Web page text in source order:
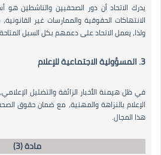
يدرك الاتحاد أن دور الصحفيين والناشطين
الانتهاكات الحقوقية والممارسات غير
ولذا، يعمل الاتحاد على دعمهم بكل السبل
3. المسؤولية الاجتماعية للإعلام
في ظل هيمنة الأخبار الزائفة والتضليل
الإعلام بالنزاهة والمهنية، مع ضمان حقوق
هذا المجال.
مادة (3)